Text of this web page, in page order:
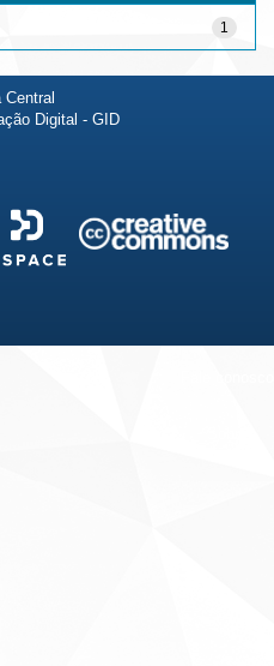
1
Central
Digital - GID